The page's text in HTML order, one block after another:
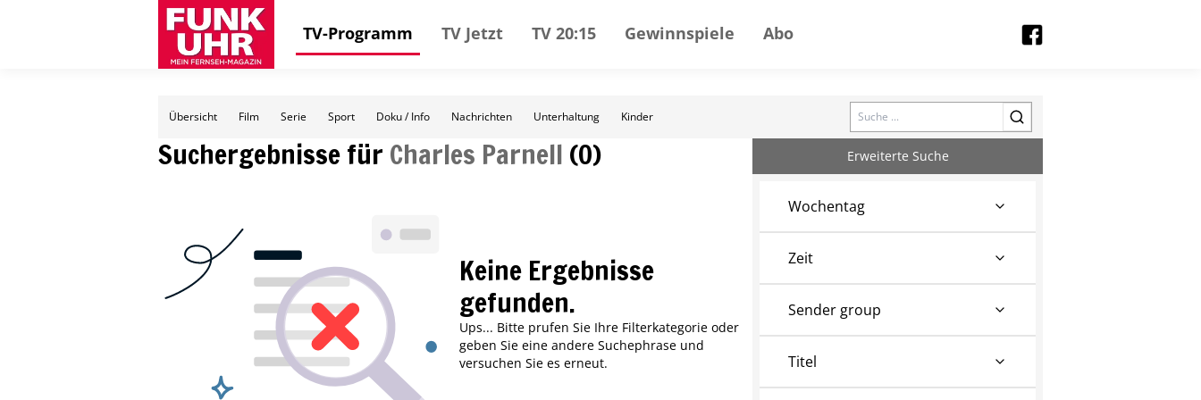
TV-Programm TV Jetzt TV 20:15 Gewinnspiele Abo
Übersicht Film Serie Sport Doku / Info Nachrichten Unterhaltung Kinder Search
Suchergebnisse für Charles Parnell (0)
Keine Ergebnisse
gefunden.
Ups... Bitte prufen Sie Ihre Filterkategorie oder
geben Sie eine andere Suchephrase und
versuchen Sie es erneut.
Erweiterte Suche
Wochentag
Zeit
Sender group
Titel